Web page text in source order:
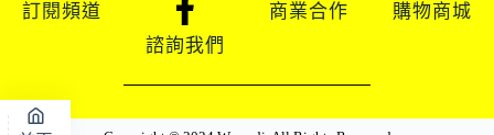
訂閱頻道
諮詢我們
商業合作 購物商城